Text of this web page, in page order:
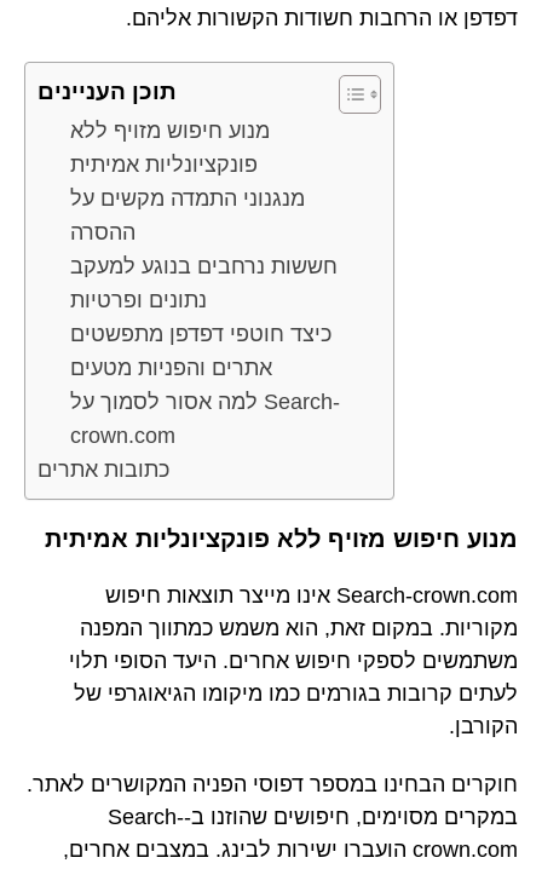
דפדפן או הרחבות חשודות הקשורות אליהם.
תוכן העניינים
מנוע חיפוש מזויף ללא
פונקציונליות אמיתית
מנגנוני התמדה מקשים על
ההסרה
חששות נרחבים בנוגע למעקב
נתונים ופרטיות
כיצד חוטפי דפדפן מתפשטים
אתרים והפניות מטעים
למה אסור לסמוך על Search-
crown.com
כתובות אתרים
מנוע חיפוש מזויף ללא פונקציונליות אמיתית
Search-crown.com אינו מייצר תוצאות חיפוש
מקוריות. במקום זאת, הוא משמש כמתווך המפנה
משתמשים לספקי חיפוש אחרים. היעד הסופי תלוי
לעתים קרובות בגורמים כמו מיקומו הגיאוגרפי של
הקורבן.
חוקרים הבחינו במספר דפוסי הפניה המקושרים לאתר.
במקרים מסוימים, חיפושים שהוזנו ב-Search-
crown.com הועברו ישירות לבינג. במצבים אחרים,